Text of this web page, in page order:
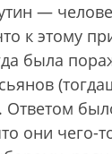
—
к этому
была
Ответом
они